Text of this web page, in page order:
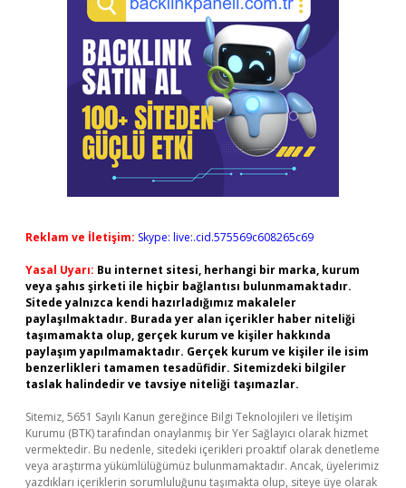
Reklam ve İletişim: Skype: live:.cid.575569c608265c69
Yasal Uyarı: Bu internet sitesi, herhangi bir marka, kurum
veya şahıs şirketi ile hiçbir bağlantısı bulunmamaktadır.
Sitede yalnızca kendi hazırladığımız makaleler
paylaşılmaktadır. Burada yer alan içerikler haber niteliği
taşımamakta olup, gerçek kurum ve kişiler hakkında
paylaşım yapılmamaktadır. Gerçek kurum ve kişiler ile isim
benzerlikleri tamamen tesadüfidir. Sitemizdeki bilgiler
taslak halindedir ve tavsiye niteliği taşımazlar.
Sitemiz, 5651 Sayılı Kanun gereğince Bilgi Teknolojileri ve İletişim
Kurumu (BTK) tarafından onaylanmış bir Yer Sağlayıcı olarak hizmet
vermektedir. Bu nedenle, sitedeki içerikleri proaktif olarak denetleme
veya araştırma yükümlülüğümüz bulunmamaktadır. Ancak, üyelerimiz
yazdıkları içeriklerin sorumluluğunu taşımakta olup, siteye üye olarak